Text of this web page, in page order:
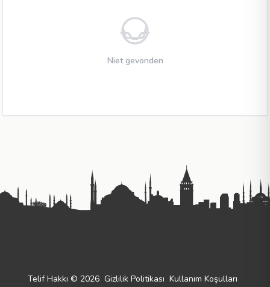
Niet gevonden
Telif Hakkı © 2026 Gizlilik Politikası Kullanım Koşulları